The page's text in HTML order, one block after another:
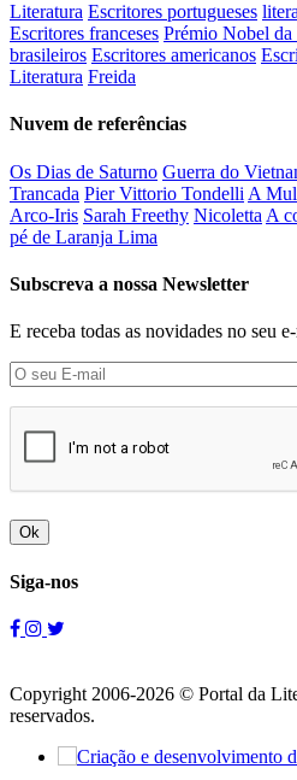
Literatura Escritores portugueses
Escritores franceses Prémio Nobel da
brasileiros Escritores americanos
Literatura Freida
Nuvem de referências
Os Dias de Saturno Guerra do
Trancada Pier Vittorio Tondelli A
Arco-Iris Sarah Freethy Nicoletta A
pé de Laranja Lima
Subscreva a nossa Newsletter
E receba todas as novidades no seu
Ok
Siga-nos
Copyright 2006-2026 © Portal da
reservados.